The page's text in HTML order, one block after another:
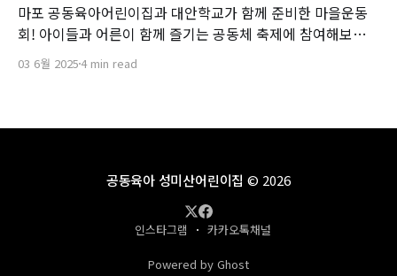
마포 공동육아어린이집과 대안학교가 함께 준비한 마을운동
회! 아이들과 어른이 함께 즐기는 공동체 축제에 참여해보세
요.
03 6월 2025 4 min read
공동육아 성미산어린이집 © 2026
인스타그램 카카오톡채널
Powered by Ghost